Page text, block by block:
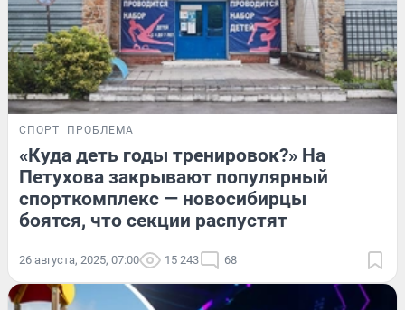
СПОРТ ПРОБЛЕМА
«Куда деть годы тренировок?» На
Петухова закрывают популярный
спорткомплекс — новосибирцы
боятся, что секции распустят
26 августа, 2025, 07:00 15 243 68